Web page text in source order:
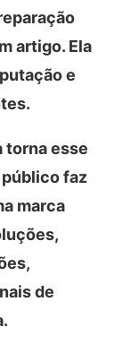
artigo. Ela
e
esse
faz
marca
de